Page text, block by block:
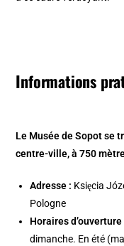
Informations
Le Musée de Sopot se
centre-ville, à 750
Adresse : Księcia
Pologne
Horaires d’ouverture
dimanche. En été